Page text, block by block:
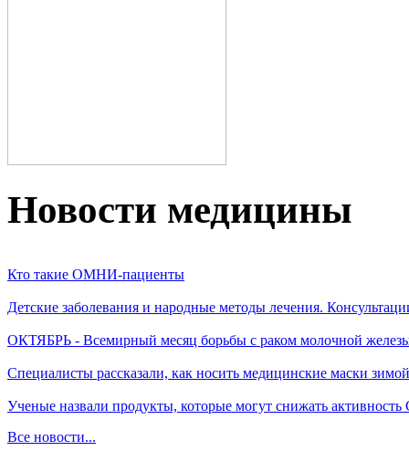
Новости медицины
Кто такие ОМНИ-пациенты
Детские заболевания и народные методы лечения.
ОКТЯБРЬ - Всемирный месяц борьбы с раком молочной
Специалисты рассказали, как носить медицинские маски зимой
Ученые назвали продукты, которые могут снижать
Все новости...